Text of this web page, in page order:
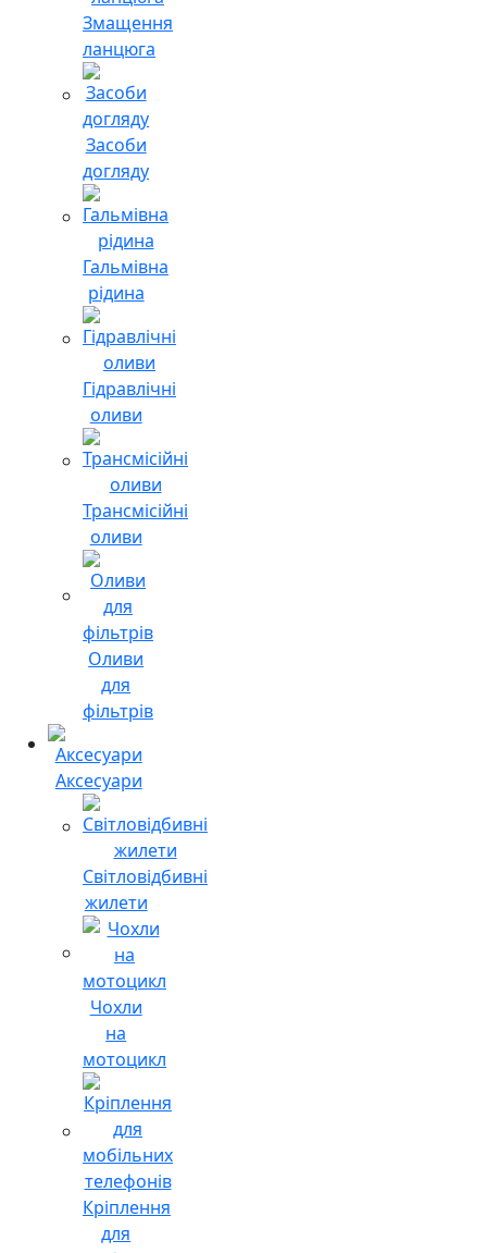
Змащення
ланцюга
Засоби
догляду
Гальмівна
рідина
Гідравлічні
оливи
Трансмісійні
оливи
Оливи
для
фільтрів
Аксесуари
Світловідбивні
жилети
Чохли
на
мотоцикл
Кріплення
для